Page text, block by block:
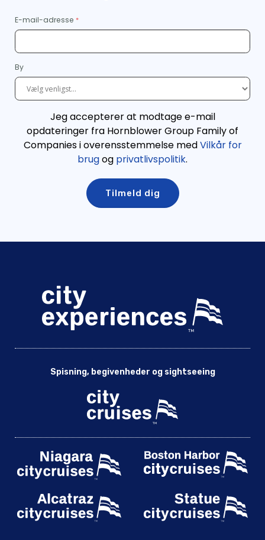
E-mail-adresse
By
Jeg accepterer at modtage e-mail
opdateringer fra Hornblower Group Family of
Companies i overensstemmelse medVilkår for
brugog privatlivspolitik.
Spisning, begivenheder og sightseeing